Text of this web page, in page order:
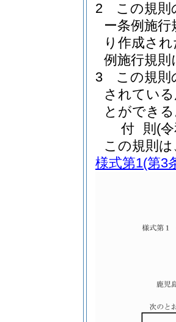
2
この規則
ー条例施行
り作成さ
例施行規
3
この規則
されてい
とができ
付 則 (
この規則
様式第1(第3